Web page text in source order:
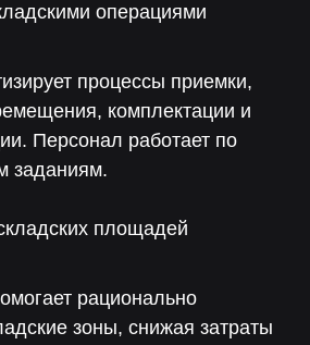
операциями
процессы приемки,
комплектации и
Персонал работает по
заданиям.
площадей
рационально
зоны, снижая затраты